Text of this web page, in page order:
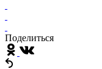
Поделиться